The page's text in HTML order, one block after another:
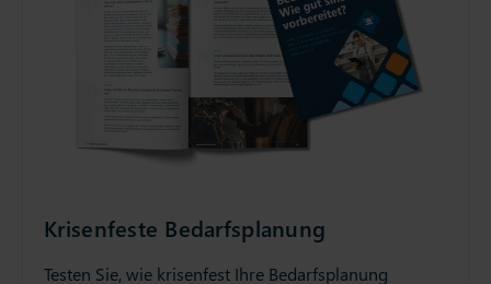
Krisenfeste Bedarfsplanung
Testen Sie, wie krisenfest Ihre Bedarfsplanung